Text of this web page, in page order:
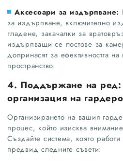
Аксесоари за издърпване:
за издърпване, включително
гладене, закачалки за
издърпващи се лостове за
допринасят за ефективността
пространство.
4. Поддържане на ред:
организация на
Организирането на вашия
процес, който изисква
Създайте система, която
предвид следните съвети: